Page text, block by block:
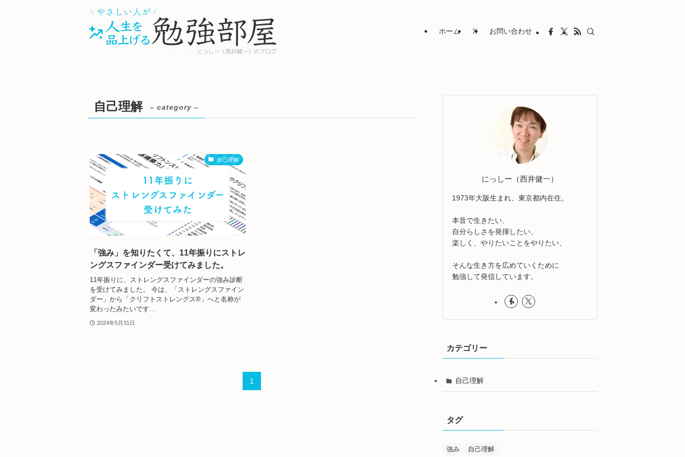
ホーム X お問い合わせ
自己理解 – category –
自己理解
「強み」を知りたくて、11年振りにストレ
ングスファインダー受けてみました。
11年振りに、ストレングスファインダーの強み診断
を受けてみました。 今は、「ストレングスファイン
ダー」から「クリフトストレングス®」へと名称が
変わったみたいです...
2024年5月31日
1
にっしー（西井健一）
1973年大阪生まれ、東京都内在住。
本音で生きたい、
自分らしさを発揮したい、
楽しく、やりたいことをやりたい、
そんな生き方を広めていくために
勉強して発信しています。
カテゴリー
自己理解
タグ
強み 自己理解